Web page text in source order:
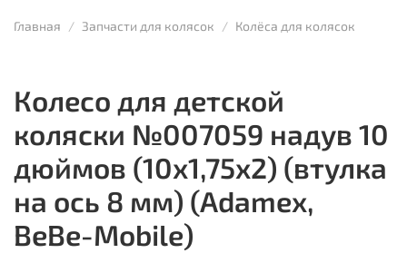
Главная Запчасти для колясок Колёса для колясок
Колесо для детской
коляски №007059 надув 10
дюймов (10х1,75х2) (втулка
на ось 8 мм) (Adamex,
BeBe-Mobile)